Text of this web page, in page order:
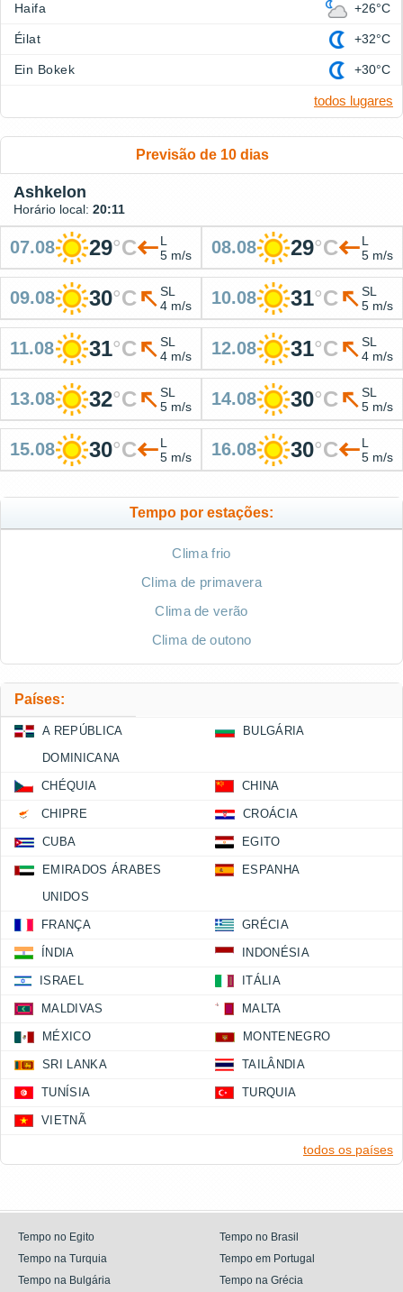
Haifa +26°C
Éilat +32°C
Ein Bokek +30°C
todos lugares
Previsão de 10 dias
Ashkelon
Horário local: 20:11
07.08 29°C
L
5 m/s
08.08 29°C
L
5 m/s
09.08 30°C
SL
4 m/s
10.08 31°C
SL
5 m/s
11.08 31°C
SL
4 m/s
12.08 31°C
SL
4 m/s
13.08 32°C
SL
5 m/s
14.08 30°C
SL
5 m/s
15.08 30°C
L
5 m/s
16.08 30°C
L
5 m/s
Tempo por estações:
Clima frio
Clima de primavera
Clima de verão
Clima de outono
Países:
A REPÚBLICA
DOMINICANA
BULGÁRIA
CHÉQUIA CHINA
CHIPRE CROÁCIA
CUBA EGITO
EMIRADOS ÁRABES
UNIDOS
ESPANHA
FRANÇA GRÉCIA
ÍNDIA INDONÉSIA
ISRAEL ITÁLIA
MALDIVAS MALTA
MÉXICO MONTENEGRO
SRI LANKA TAILÂNDIA
TUNÍSIA TURQUIA
VIETNÃ
todos os países
Tempo no Egito
Tempo no Brasil
Tempo na Turquia
Tempo em Portugal
Tempo na Bulgária
Tempo na Grécia